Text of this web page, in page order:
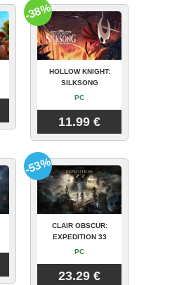
HOLLOW KNIGHT:
SILKSONG
PC
11.99 €
-38%
CLAIR OBSCUR:
EXPEDITION 33
PC
23.29 €
-53%